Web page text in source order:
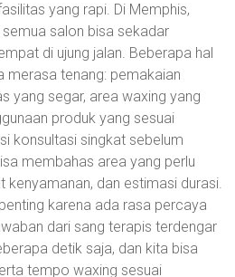
yang rapi. Di Memphis,
salon bisa sekadar
di ujung jalan. Beberapa hal
merasa tenang: pemakaian
yang segar, area waxing yang
produk yang sesuai
konsultasi singkat sebelum
membahas area yang perlu
kenyamanan, dan estimasi durasi.
karena ada rasa percaya
dari sang terapis terdengar
detik saja, dan kita bisa
tempo waxing sesuai